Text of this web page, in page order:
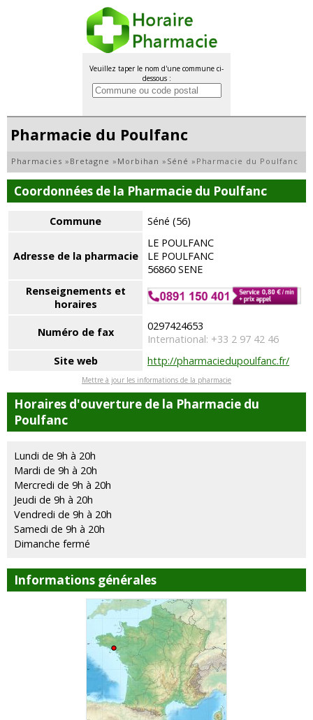
Veuillez taper le nom d'une commune ci-
dessous :
Pharmacie du Poulfanc
Pharmacies » Bretagne » Morbihan » Séné » Pharmacie du Poulfanc
Coordonnées de la Pharmacie du Poulfanc
Commune Séné (56)
Adresse de la pharmacie
LE POULFANC
LE POULFANC
56860 SENE
Renseignements et
horaires
Numéro de fax
0297424653
International: +33 2 97 42 46
Site web
http://pharmaciedupoulfanc.fr/
Mettre à jour les informations de la pharmacie
Horaires d'ouverture de la Pharmacie du
Poulfanc
Lundi de 9h à 20h
Mardi de 9h à 20h
Mercredi de 9h à 20h
Jeudi de 9h à 20h
Vendredi de 9h à 20h
Samedi de 9h à 20h
Dimanche fermé
Informations générales